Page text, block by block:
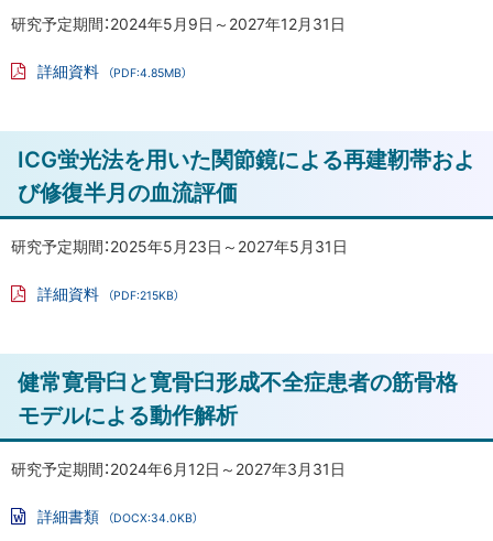
に
よ
骨
軟
部
瘍
者
に
対
す
る
肢
に
る
研究予定期間：2024年5月9日～2027年12月31日
ァ
イ
ル
詳細資料 （PDF:4.85MB）
ト
プ
に
る
ICG蛍光法を用いた関節鏡による再建靭帯およ
び修復半月の血流評価
研究予定期間：2025年5月23日～2027年5月31日
ァ
イ
ル
詳細資料 （PDF:215KB）
ト
ッ
に
る
健常寛骨臼と寛骨臼形成不全症患者の筋骨格
モデルによる動作解析
研究予定期間：2024年6月12日～2027年3月31日
詳細書類 （DOCX:34.0KB）